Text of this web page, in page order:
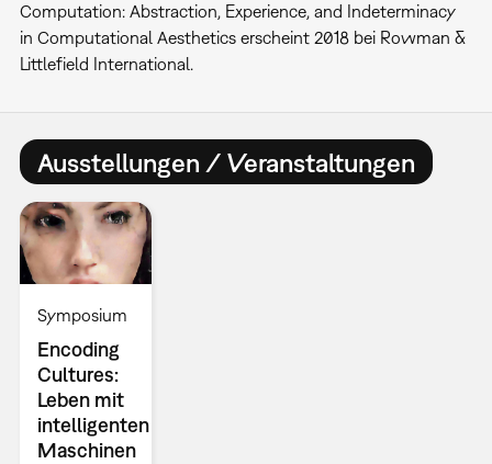
Computation: Abstraction, Experience, and Indeterminacy
in Computational Aesthetics erscheint 2018 bei Rowman &
Littlefield International.
Ausstellungen / Veranstaltungen
Symposium
Encoding
Cultures:
Leben mit
intelligenten
Maschinen